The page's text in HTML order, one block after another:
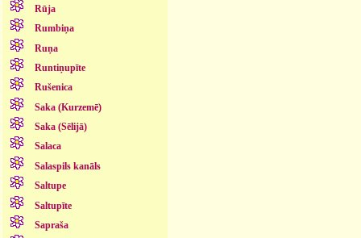
Rūja
Rumbiņa
Ruņa
Runtiņupīte
Rušenica
Saka (Kurzemē)
Saka (Sēlijā)
Salaca
Salaspils kanāls
Saltupe
Saltupīte
Sapraša